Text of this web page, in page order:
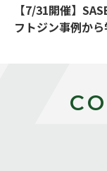
【7/31開催】
フトジン事例か